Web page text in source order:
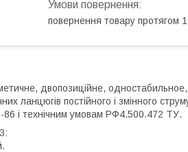
повернення товару протягом
двопозиційне,
ланцюгів постійного і змінного
і технічним умовам РФ4.500.472 ТУ.